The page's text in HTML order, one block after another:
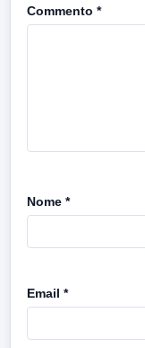
Commento *
Nome *
Email *